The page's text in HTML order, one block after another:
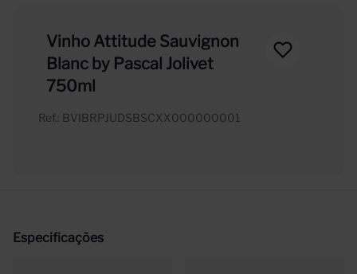
Vinho Attitude Sauvignon
Blanc by Pascal Jolivet
750ml
Ref. : BVIBRPJUDSBSCXX000000001
Especificações